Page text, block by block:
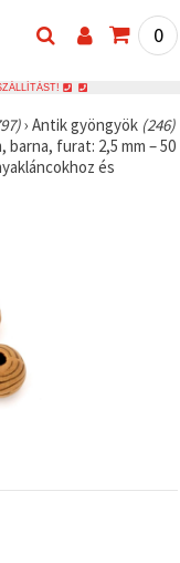
0
› Antik gyöngyök (246)
furat: 2,5 mm – 50
és